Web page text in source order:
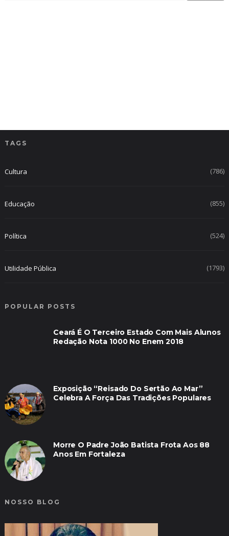
TAGS
Cultura (786)
Educação (855)
Política (524)
Utilidade Pública (1793)
POPULAR POSTS
Ceará É O Terceiro Estado Com Mais Alunos
Redação Nota 1000 No Enem 2018
Exposição “Reisado Do Sertão Ao Mar”
Celebra A Força Das Tradições Populares
Morre O Padre João Batista Frota Aos 88
Anos Em Fortaleza
NOSSO BLOG